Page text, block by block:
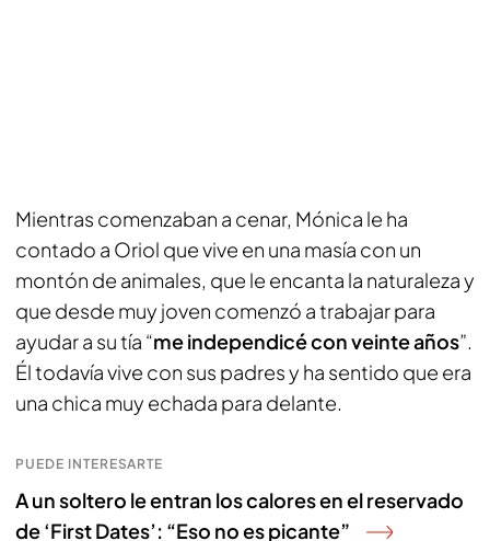
Mientras comenzaban a cenar, Mónica le ha
contado a Oriol que vive en una masía con un
montón de animales, que le encanta la naturaleza y
que desde muy joven comenzó a trabajar para
ayudar a su tía “me independicé con veinte años”.
Él todavía vive con sus padres y ha sentido que era
una chica muy echada para delante.
PUEDE INTERESARTE
A un soltero le entran los calores en el reservado
de ‘First Dates’: “Eso no es picante”